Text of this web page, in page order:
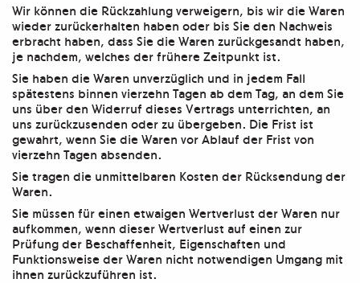
Wir können die Rückzahlung verweigern, bis wir die Waren
wieder zurückerhalten haben oder bis Sie den Nachweis
erbracht haben, dass Sie die Waren zurückgesandt haben,
je nachdem, welches der frühere Zeitpunkt ist.
Sie haben die Waren unverzüglich und in jedem Fall
spätestens binnen vierzehn Tagen ab dem Tag, an dem Sie
uns über den Widerruf dieses Vertrags unterrichten, an
uns zurückzusenden oder zu übergeben. Die Frist ist
gewahrt, wenn Sie die Waren vor Ablauf der Frist von
vierzehn Tagen absenden.
Sie tragen die unmittelbaren Kosten der Rücksendung der
Waren.
Sie müssen für einen etwaigen Wertverlust der Waren nur
aufkommen, wenn dieser Wertverlust auf einen zur
Prüfung der Beschaffenheit, Eigenschaften und
Funktionsweise der Waren nicht notwendigen Umgang mit
ihnen zurückzuführen ist.